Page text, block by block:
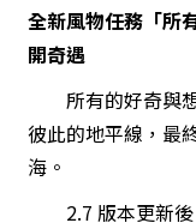
全新風物任務「所
開奇遇
所有的好奇與想
彼此的地平線，最
海。
2.7 版本更新後